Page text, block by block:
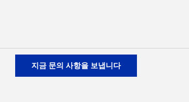
지금 문의 사항을 보냅니다